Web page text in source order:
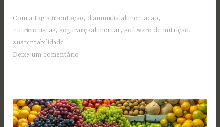
Com a tag alimentação, diamundialalimentacao,
nutricionistas,segurançaalimentar,software de nutrição,
sustentabilidade
Deixe um comentário